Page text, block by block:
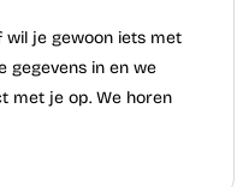
wil je gewoon iets met
gegevens in en we
met je op. We horen